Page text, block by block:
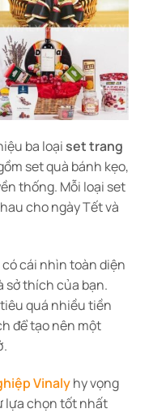
ba loại set trang
set quà bánh kẹo,
thống. Mỗi loại set
cho ngày Tết và
cái nhìn toàn diện
sở thích của bạn.
quá nhiều tiền
để tạo nên một
Vinalyhy vọng
lựa chọn tốt nhất